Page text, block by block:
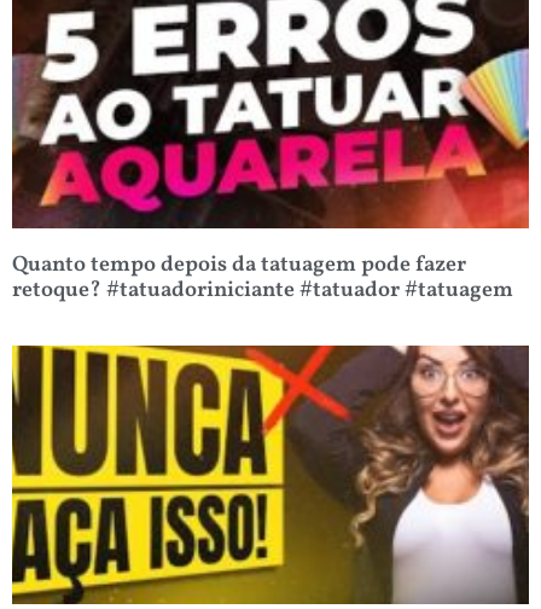
Quanto tempo depois da tatuagem pode fazer
retoque? #tatuadoriniciante #tatuador #tatuagem